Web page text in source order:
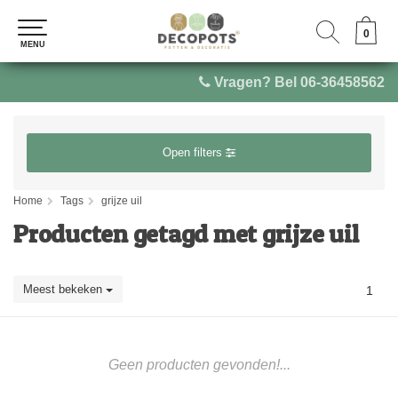
Vragen? Bel 06-36458562
0
MENU
0
MENU
Open filters
Home Tags grijze uil
Producten getagd met grijze uil
Meest bekeken 1
Geen producten gevonden!...